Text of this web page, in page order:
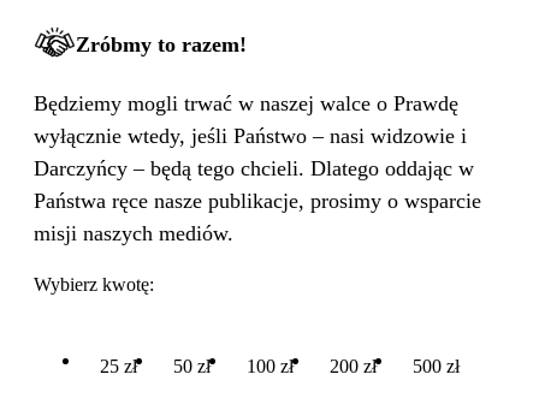
Zróbmy to razem!
Będziemy mogli trwać w naszej walce o Prawdę
wyłącznie wtedy, jeśli Państwo – nasi widzowie i
Darczyńcy – będą tego chcieli. Dlatego oddając w
Państwa ręce nasze publikacje, prosimy o wsparcie
misji naszych mediów.
Wybierz kwotę:
25 zł 50 zł 100 zł 200 zł 500 zł